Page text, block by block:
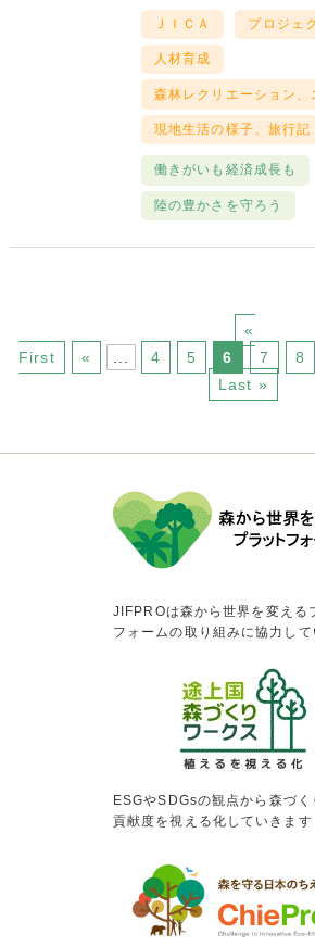
ＪＩＣＡ プロジェ
人材育成
森林レクリエーション、
現地生活の様子、旅行記
働きがいも経済成長も
陸の豊かさを守ろう
«
First
« 4 5 6 7 8
Last »
JIFPROは森から世界を変える
フォームの取り組みに協力して
ESGやSDGsの観点から森づく
貢献度を視える化していきます